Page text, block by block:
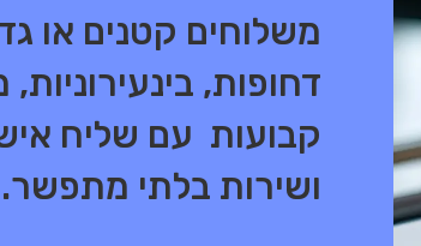
משלוחים קטנים או
דחופות,
קבועות עם שליח
ושירות בלתי מתפשר.